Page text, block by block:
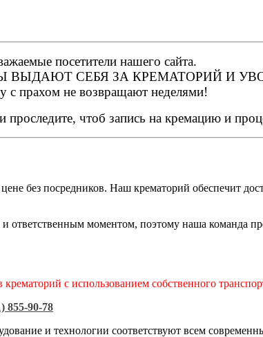
посетители нашего сайта.
СЕБЯ ЗА КРЕМАТОРИЙ И
с прахом не возвращают неделями!
проследите, чтоб запись на кремацию и
без посредников. Наш крематорий обеспечит
моментом, поэтому наша команда
с использованием собственного
855-90-78
и технологии соответствуют всем